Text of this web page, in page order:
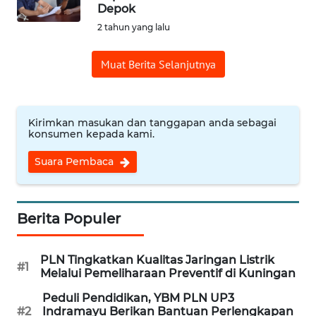
Depok
2 tahun yang lalu
Muat Berita Selanjutnya
Kirimkan masukan dan tanggapan anda sebagai
konsumen kepada kami.
Suara Pembaca
Berita Populer
#1
PLN Tingkatkan Kualitas Jaringan Listrik
Melalui Pemeliharaan Preventif di Kuningan
#2
Peduli Pendidikan, YBM PLN UP3
Indramayu Berikan Bantuan Perlengkapan
CIREBON
KUNINGAN
MAJALENGKA
WN
SUBANG
SUKABUMI
WN